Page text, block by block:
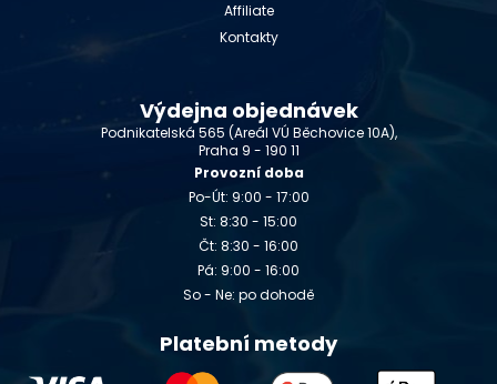
Affiliate
Kontakty
Výdejna objednávek
Podnikatelská 565 (Areál VÚ Běchovice 10A),
Praha 9 - 190 11
Provozní doba
Po-Út: 9:00 - 17:00
St: 8:30 - 15:00
Čt: 8:30 - 16:00
Pá: 9:00 - 16:00
So - Ne: po dohodě
Platební metody